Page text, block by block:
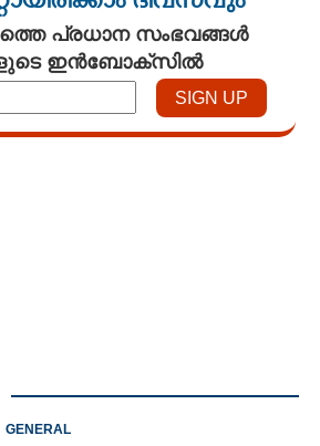
പ്രധാന സംഭവങ്ങൾ
ഇൻബോക്സിൽ
GENERAL